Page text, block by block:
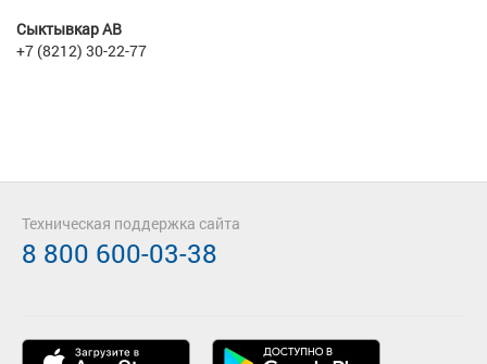
Сыктывкар АВ
+7 (8212) 30-22-77
Техническая поддержка сайта
8 800 600-03-38